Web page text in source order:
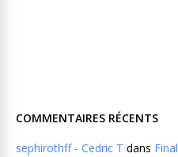
COMMENTAIRES RÉCENTS
sephirothff - Cedric T dans